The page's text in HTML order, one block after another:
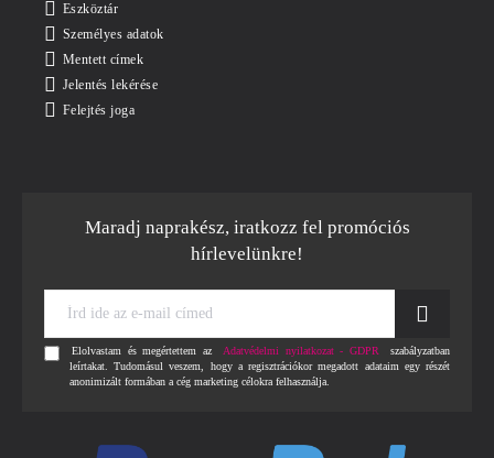
Eszköztár
Személyes adatok
Mentett címek
Jelentés lekérése
Felejtés joga
Maradj naprakész, iratkozz fel promóciós
hírlevelünkre!
az
e-
Elolvastam és megértettem az Adatvédelmi nyilatkozat - GDPR
szabályzatban
leírtakat. Tudomásul veszem, hogy a regisztrációkor megadott adataim egy részét
anonimizált formában a cég marketing célokra felhasználja.